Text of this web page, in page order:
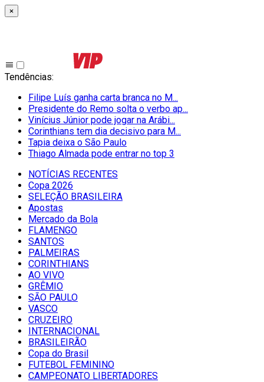
×
Tendências:
Filipe Luís ganha carta branca no M...
Presidente do Remo solta o verbo ap...
Vinícius Júnior pode jogar na Arábi...
Corinthians tem dia decisivo para M...
Tapia deixa o São Paulo
Thiago Almada pode entrar no top 3
NOTÍCIAS RECENTES
Copa 2026
SELEÇÃO BRASILEIRA
Apostas
Mercado da Bola
FLAMENGO
SANTOS
PALMEIRAS
CORINTHIANS
AO VIVO
GRÊMIO
SĀO PAULO
VASCO
CRUZEIRO
INTERNACIONAL
BRASILEIRÃO
Copa do Brasil
FUTEBOL FEMININO
CAMPEONATO LIBERTADORES